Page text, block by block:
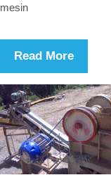
mesin
Read More